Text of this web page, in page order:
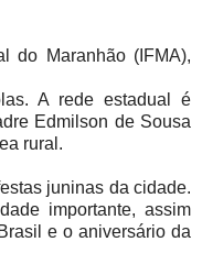
do Maranhão (IFMA),
A rede estadual é
Edmilson de Sousa
rural.
juninas da cidade.
importante, assim
e o aniversário da